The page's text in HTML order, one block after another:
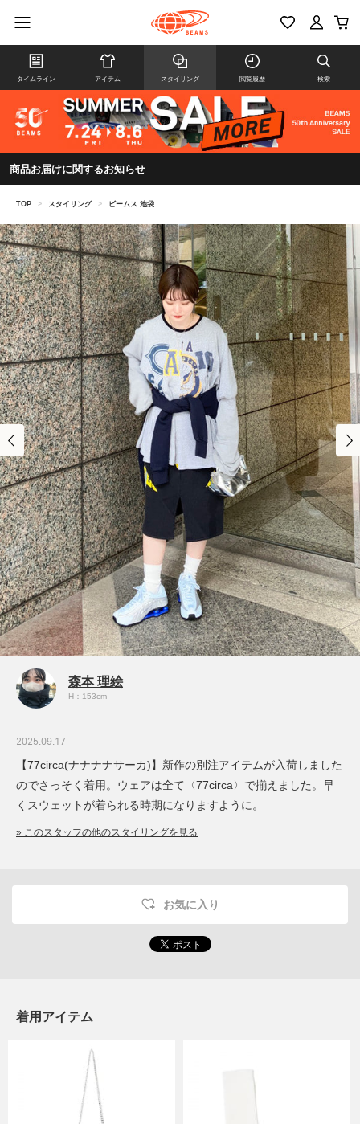
タイムライン アイテム スタイリング 閲覧履歴 検索
商品お届けに関するお知らせ
TOP > スタイリング > ビームス 池袋
森本 理絵
H：153cm
2025.09.17
【77circa(ナナナナサーカ)】新作の別注アイテムが入荷しました
のでさっそく着用。ウェアは全て〈77circa〉で揃えました。早
くスウェットが着られる時期になりますように。
» このスタッフの他のスタイリングを見る
お気に入り
着用アイテム